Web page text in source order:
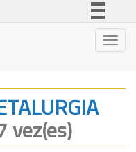
Legislação
Canais
vez(es)